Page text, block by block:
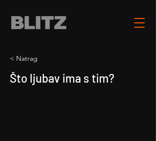
< Natrag
Što ljubav ima s tim?